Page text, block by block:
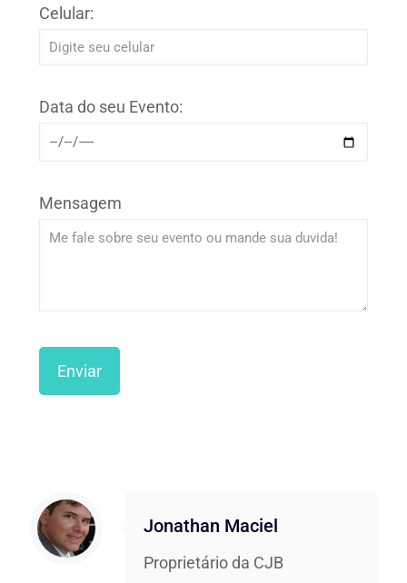
Celular:
Data do seu Evento:
Mensagem
Jonathan Maciel
Proprietário da CJB